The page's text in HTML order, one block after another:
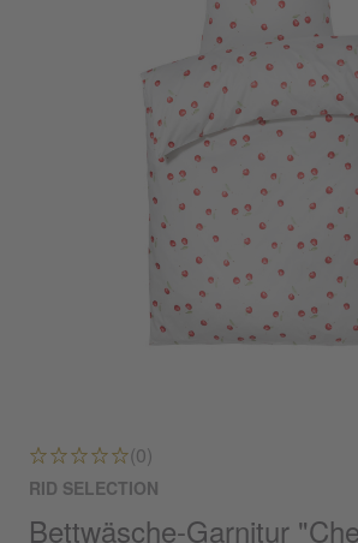
(0)
RID SELECTION
Bettwäsche-Garnitur